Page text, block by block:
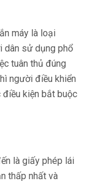
máy là loại
dân sử dụng phổ
tuân thủ đúng
người điều khiển
kiện bắt buộc
là giấy phép lái
thấp nhất và